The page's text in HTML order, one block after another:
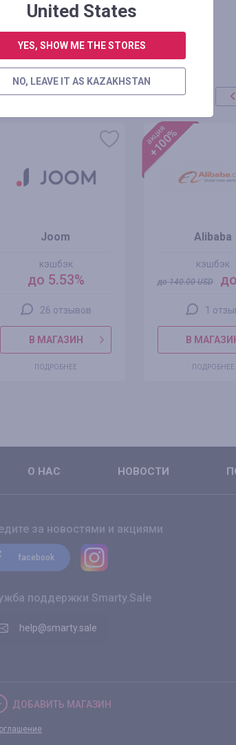
ОТЗЫВ
Joom
кэшбэк
до 5.53%
26 отзывов
В МАГАЗИН
ПОДРОБНЕЕ
акция
+100%
Alibaba
кэшбэк
до140.00USD
1
В
ПОДРОБНЕЕ
О НАС НОВОСТИ
за новостями и акциями
facebook
поддержки Smarty.Sale
help@smarty.sale
ДОБАВИТЬ МАГАЗИН
United States
YES, SHOW ME THE STORES
NO, LEAVE IT AS KAZAKHSTAN